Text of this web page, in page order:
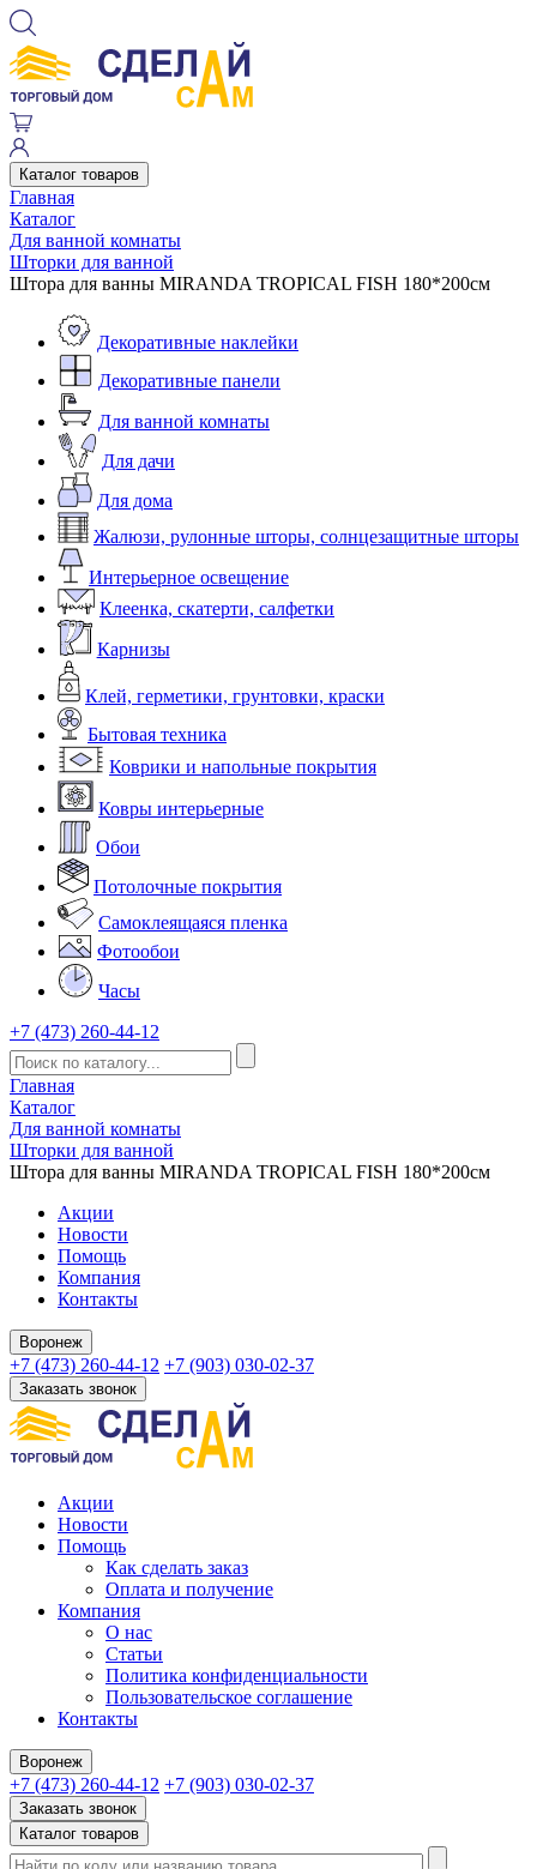
Каталог товаров
Главная
Каталог
Для ванной комнаты
Шторки для ванной
Штора для ванны MIRANDA TROPICAL FISH 180*200см
Декоративные наклейки
Декоративные панели
Для ванной комнаты
Для дачи
Для дома
Жалюзи, рулонные шторы, солнцезащитные шторы
Интерьерное освещение
Клеенка, скатерти, салфетки
Карнизы
Клей, герметики, грунтовки, краски
Бытовая техника
Коврики и напольные покрытия
Ковры интерьерные
Обои
Потолочные покрытия
Самоклеящаяся пленка
Фотообои
Часы
+7 (473) 260-44-12
Главная
Каталог
Для ванной комнаты
Шторки для ванной
Штора для ванны MIRANDA TROPICAL FISH 180*200см
Акции
Новости
Помощь
Компания
Контакты
Воронеж
+7 (473) 260-44-12 +7 (903) 030-02-37
Заказать звонок
Акции
Новости
Помощь
Как сделать заказ
Оплата и получение
Компания
О нас
Статьи
Политика конфиденциальности
Пользовательское соглашение
Контакты
Воронеж
+7 (473) 260-44-12 +7 (903) 030-02-37
Заказать звонок
Каталог товаров